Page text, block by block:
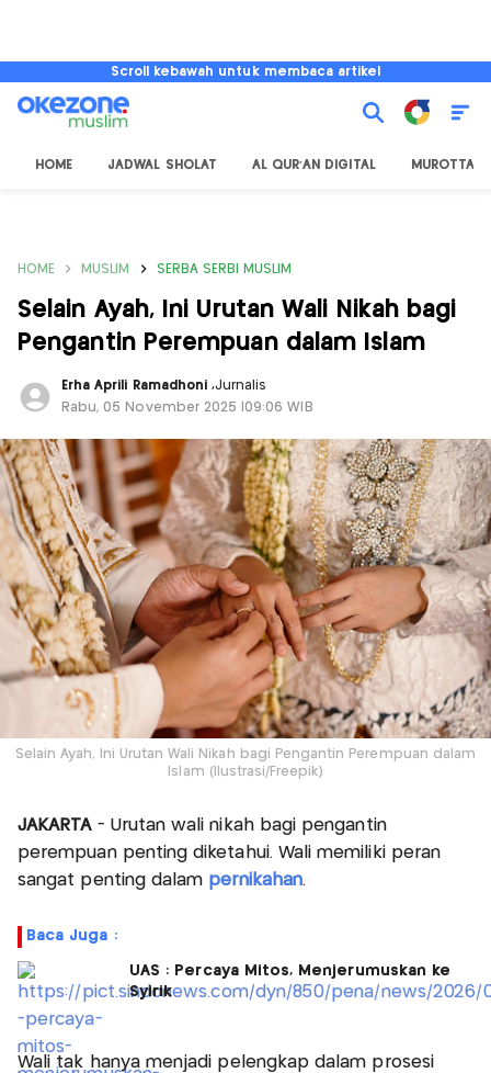
Scroll kebawah untuk membaca artikel
HOME JADWAL SHOLAT AL QUR'AN DIGITAL MUROTTAL
HOME MUSLIM SERBA SERBI MUSLIM
Selain Ayah, Ini Urutan Wali Nikah bagi
Pengantin Perempuan dalam Islam
Erha Aprili Ramadhoni,Jurnalis
Rabu, 05 November 2025 |09:06 WIB
Selain Ayah, Ini Urutan Wali Nikah bagi Pengantin Perempuan dalam
Islam (Ilustrasi/Freepik)
JAKARTA- Urutan wali nikah bagi pengantin
perempuan penting diketahui. Wali memiliki peran
sangat penting dalam pernikahan.
Baca Juga :
UAS : Percaya Mitos, Menjerumuskan ke
Syirik
Wali tak hanya menjadi pelengkap dalam prosesi